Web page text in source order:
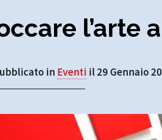
l’arte
in Eventi il 29 Gennaio